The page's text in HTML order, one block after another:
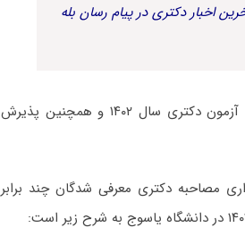
اخبار دکتری در پیام رسان بله
زمان و چگونگی شرکت در مصاحبه دکتری مرحله دوم ارزیابی تخصصی آزمون دکتری سال ۱۴۰۲ و همچنین پذیرش
مصاحبه دکتری معرفی شدگان چند برابر